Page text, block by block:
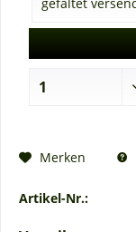
Merken
Artikel-Nr.: